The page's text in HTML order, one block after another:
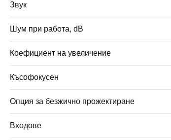
Звук
Шум при работа, dB
Коефициент на увеличение
Късофокусен
Опция за безжично прожектиране
Входове